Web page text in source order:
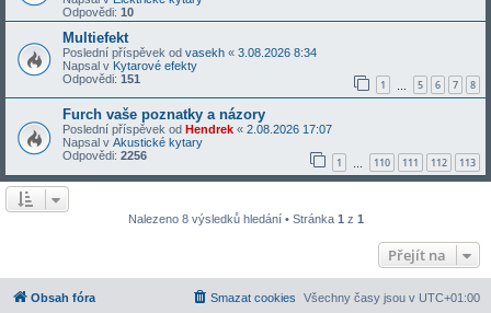
Odpovědi: 10
Multiefekt
Poslední příspěvek od vasekh « 3.08.2026 8:34
Napsal v Kytarové efekty
Odpovědi: 151 1 5 6 7 8
Furch vaše poznatky a názory
Poslední příspěvek od Hendrek « 2.08.2026 17:07
Napsal v Akustické kytary
Odpovědi: 2256 1 110 111 112 113
Nalezeno 8 výsledků hledání • Stránka 1 z 1
Přejít na
Obsah fóra Všechny časy jsou v UTC+01:00
Smazat cookies